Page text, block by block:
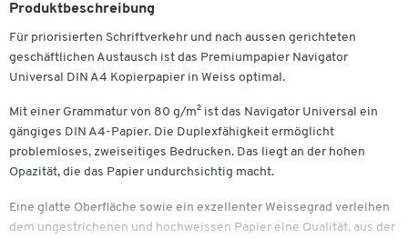
Produktbeschreibung
Für priorisierten Schriftverkehr und nach aussen gerichteten
geschäftlichen Austausch ist das Premiumpapier Navigator
Universal DIN A4 Kopierpapier in Weiss optimal.
Mit einer Grammatur von 80 g/m² ist das Navigator Universal ein
gängiges DIN A4-Papier. Die Duplexfähigkeit ermöglicht
problemloses, zweiseitiges Bedrucken. Das liegt an der hohen
Opazität, die das Papier undurchsichtig macht.
Eine glatte Oberfläche sowie ein exzellenter Weissegrad verleihen
dem ungestrichenen und hochweissen Papier eine Qualität, aus der